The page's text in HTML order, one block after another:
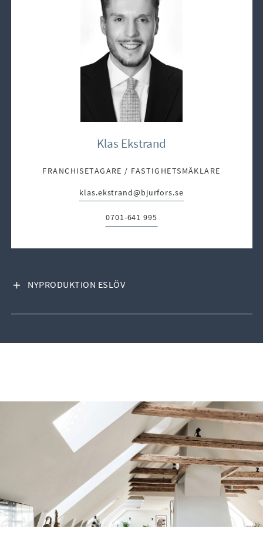
Klas Ekstrand
FRANCHISETAGARE / FASTIGHETSMÄKLARE
E-post:
klas.ekstrand@bjurfors.se
Telefon:
0701-641 995
NYPRODUKTION ESLÖV
VISA INNEHÅLL